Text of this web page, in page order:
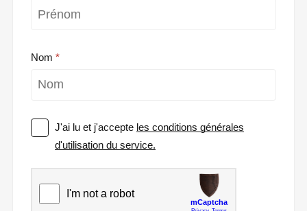
Nom
J'ai lu et j'accepte les conditions générales
d'utilisation du service.